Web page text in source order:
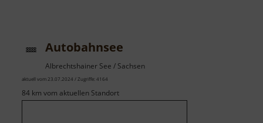
Autobahnsee
Albrechtshainer See / Sachsen
aktuell vom 23.07.2024 / Zugriffe: 4164
84 km vom aktuellen Standort